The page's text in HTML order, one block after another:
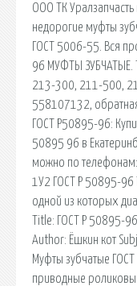
ООО ТК Уралзапчасть
недорогие муфты
ГОСТ 5006-55. Вся
96 МУФТЫ
213-300, 211-500,
558107132,
ГОСТ Р50895-96:
50895 96 в
можно по
1У2 ГОСТ Р 50895-96
одной из которых
Title: ГОСТ Р 50895-
Author: Ёшкин кот
Муфты зубчатые
приводные